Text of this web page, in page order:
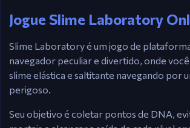
Jogue Slime Laboratory
Slime Laboratory é um jogo de
navegador peculiar e divertido, onde
slime elástica e saltitante navegando por
perigoso.
Seu objetivo é coletar pontos de DNA,